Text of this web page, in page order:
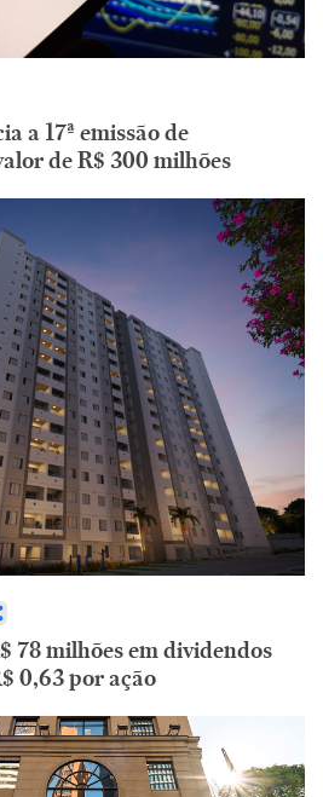
a 17ª emissão de
de R$ 300 milhões
78 milhões em dividendos
0,63 por ação